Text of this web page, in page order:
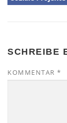
SCHREIBE
KOMMENTAR *